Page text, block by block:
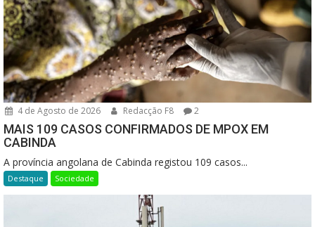
4 de Agosto de 2026 Redacção F8 2
MAIS 109 CASOS CONFIRMADOS DE MPOX EM
CABINDA
A província angolana de Cabinda registou 109 casos...
Destaque Sociedade